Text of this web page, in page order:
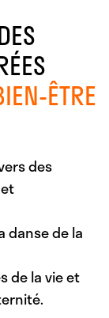
ÊTRE
des
danse de la
de la vie et